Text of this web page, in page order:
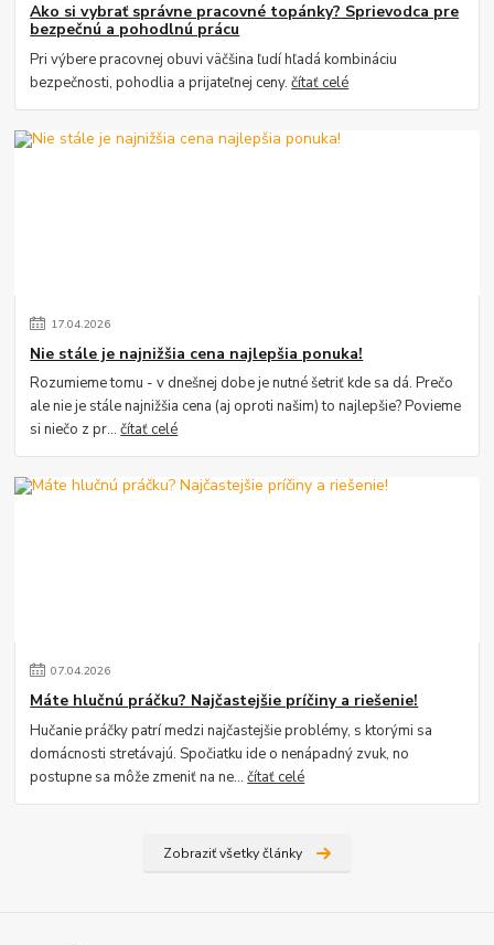
Ako si vybrať správne pracovné topánky? Sprievodca pre
bezpečnú a pohodlnú prácu
Pri výbere pracovnej obuvi väčšina ľudí hľadá kombináciu
bezpečnosti, pohodlia a prijateľnej ceny.čítať celé
17.04.2026
Nie stále je najnižšia cena najlepšia ponuka!
Rozumieme tomu - v dnešnej dobe je nutné šetriť kde sa dá. Prečo
ale nie je stále najnižšia cena (aj oproti našim) to najlepšie? Povieme
si niečo z pr...čítať celé
07.04.2026
Máte hlučnú práčku? Najčastejšie príčiny a riešenie!
Hučanie práčky patrí medzi najčastejšie problémy, s ktorými sa
domácnosti stretávajú. Spočiatku ide o nenápadný zvuk, no
postupne sa môže zmeniť na ne...čítať celé
Zobraziť všetky články